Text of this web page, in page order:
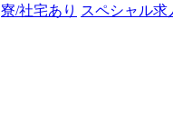
寮/社宅あり スペシャル求